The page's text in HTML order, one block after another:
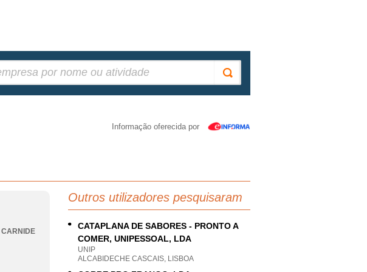
Informação oferecida por
CARNIDE
Outros utilizadores pesquisaram
CATAPLANA DE SABORES - PRONTO A
COMER, UNIPESSOAL, LDA
UNIP
ALCABIDECHE CASCAIS, LISBOA